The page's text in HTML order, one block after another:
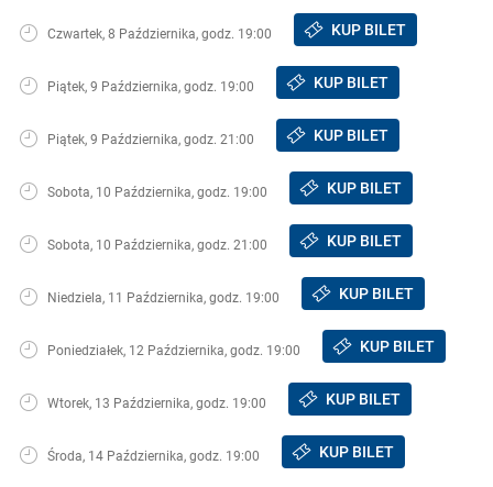
Czwartek, 8 Października, godz. 19:00 KUP BILET
Piątek, 9 Października, godz. 19:00 KUP BILET
Piątek, 9 Października, godz. 21:00 KUP BILET
Sobota, 10 Października, godz. 19:00 KUP BILET
Sobota, 10 Października, godz. 21:00 KUP BILET
Niedziela, 11 Października, godz. 19:00 KUP BILET
Poniedziałek, 12 Października, godz. 19:00 KUP BILET
Wtorek, 13 Października, godz. 19:00 KUP BILET
Środa, 14 Października, godz. 19:00 KUP BILET